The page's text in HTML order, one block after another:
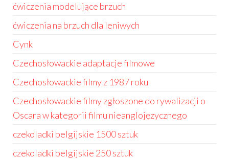
ćwiczenia modelujące brzuch
ćwiczenia na brzuch dla leniwych
Cynk
Czechosłowackie adaptacje filmowe
Czechosłowackie filmy z 1987 roku
Czechosłowackie filmy zgłoszone do rywalizacji o
Oscara w kategorii filmu nieanglojęzycznego
czekoladki belgijskie 1500 sztuk
czekoladki belgijskie 250 sztuk